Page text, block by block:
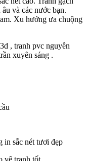
và các nước bạn.
Xu hướng ưa chuộng
, tranh pvc nguyên
xuyên sáng .
in sắc nét tươi đẹp